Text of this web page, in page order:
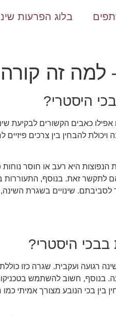
בלוג הפרעות
למה זה
היסטרי?
אפילו כאבים הקשורים לבקיעת
להבחין בין צרכים פיזיים
היא רעב או חוסר נוחות
לתקשר זאת. בנוסף, התעוררות
שינויים בשגרת
בבכי היסטרי?
רגועה ועקבית. שגרה כזו
בנוסף, חשוב להשתמש
בין בכי הנובע מצורך